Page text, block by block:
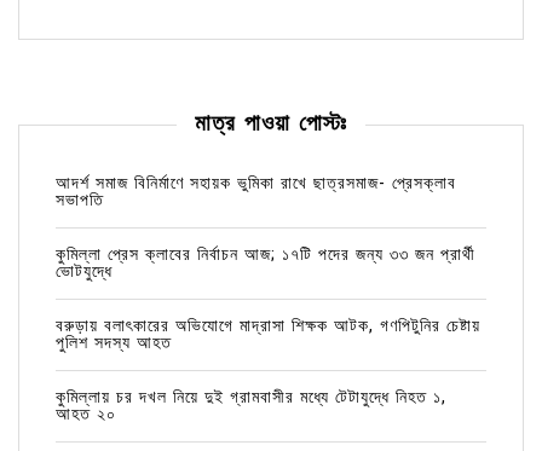
মাত্র পাওয়া পোস্টঃ
আদর্শ সমাজ বিনির্মাণে সহায়ক ভুমিকা রাখে ছাত্রসমাজ- প্রেসক্লাব
সভাপতি
কুমিল্লা প্রেস ক্লাবের নির্বাচন আজ; ১৭টি পদের জন্য ৩৩ জন প্রার্থী
ভোটযুদ্ধে
বরুড়ায় বলাৎকারের অভিযোগে মাদ্রাসা শিক্ষক আটক, গণপিটুনির চেষ্টায়
পুলিশ সদস্য আহত
কুমিল্লায় চর দখল নিয়ে দুই গ্রামবাসীর মধ্যে টেটাযুদ্ধে নিহত ১,
আহত ২০